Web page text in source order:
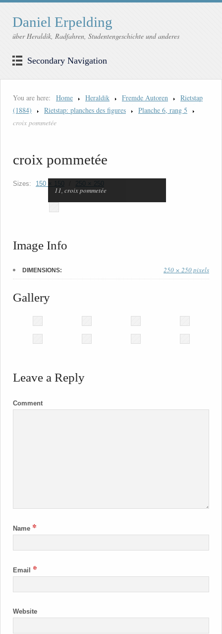
Daniel Erpelding
über Heraldik, Radfahren, Studentengeschichte und anderes
Secondary Navigation
You are here: Home Heraldik Fremde Autoren
Rietstap
(1884)
Rietstap: planches des figures
Planche 6, rang 5
croix pommetée
croix pommetée
Sizes: 150 × 150 250 × 250
11, croix pommetée
Image Info
DIMENSIONS: 250 × 250 pixels
Gallery
Leave a Reply
Comment
Name *
Email *
Website